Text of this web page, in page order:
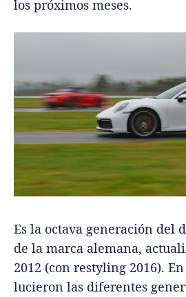
los próximos meses.
Es la octava generación del
de la marca alemana,
2012 (con restyling 2016).
lucieron las diferentes